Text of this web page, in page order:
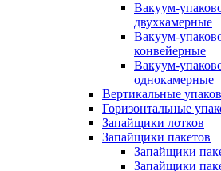
Вакуум-
двухкамерные
Вакуум-
конвейерные
Вакуум-
однокамерные
Вертикальные
Горизонтальные
Запайщики лотков
Запайщики пакетов
Запайщики
Запайщики